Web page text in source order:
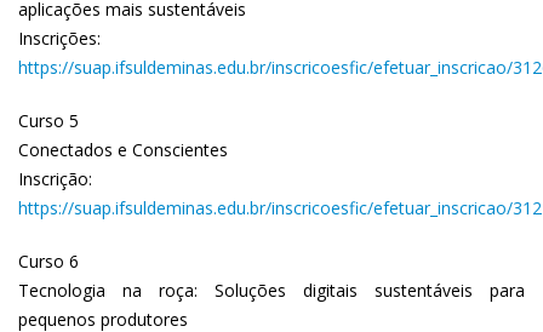
aplicações mais sustentáveis
Inscrições:
https://suap.ifsuldeminas.edu.br/inscricoesfic/efetuar_inscricao/
Curso 5
Conectados e Conscientes
Inscrição:
https://suap.ifsuldeminas.edu.br/inscricoesfic/efetuar_inscricao/
Curso 6
Tecnologia na roça: Soluções digitais sustentáveis para
pequenos produtores